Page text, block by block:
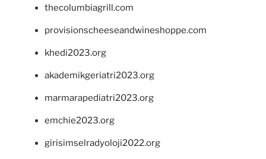
thecolumbiagrill.com
provisionscheeseandwineshoppe.com
khedi2023.org
akademikgeriatri2023.org
marmarapediatri2023.org
emchie2023.org
girisimselradyoloji2022.org